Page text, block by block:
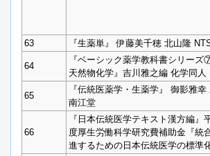
63 『生薬単』 伊藤美千穂 北山隆
64
『ベーシック薬学教科書シリー
天然物化学』吉川雅之編 化学同人
65
『伝統医薬学・生薬学』 御影雅幸
南江堂
66
『日本伝統医学テキスト漢方編』
度厚生労働科学研究費補助金『統
進するための日本伝統医学の標準